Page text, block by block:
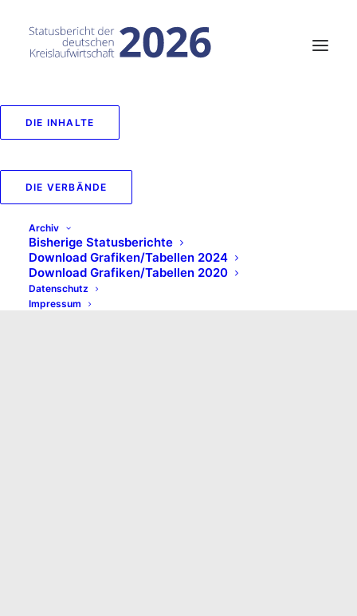
DIE INHALTE
DIE VERBÄNDE
Archiv
Bisherige Statusberichte
Download Grafiken/Tabellen 2024
Download Grafiken/Tabellen 2020
Datenschutz
Impressum